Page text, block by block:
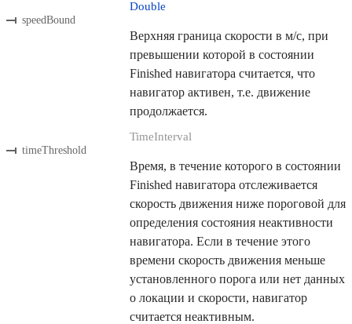
speedBound
Double
Верхняя граница скорости в м/с, при
превышении которой в состоянии
Finished навигатора считается, что
навигатор активен, т.е. движение
продолжается.
timeThreshold
TimeInterval
Время, в течение которого в состоянии
Finished навигатора отслеживается
скорость движения ниже пороговой для
определения состояния неактивности
навигатора. Если в течение этого
времени скорость движения меньше
установленного порога или нет данных
о локации и скорости, навигатор
считается неактивным.